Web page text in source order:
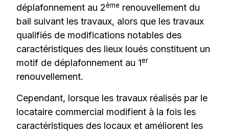
déplafonnement au 2ème renouvellement du
bail suivant les travaux, alors que les travaux
qualifiés de modifications notables des
caractéristiques des lieux loués constituent un
motif de déplafonnement au 1er
renouvellement.
Cependant, lorsque les travaux réalisés par le
locataire commercial modifient à la fois les
caractéristiques des locaux et améliorent les